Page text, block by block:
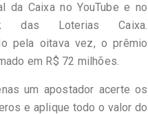
da Caixa no YouTube e no
das Loterias Caixa.
pela oitava vez, o prêmio
em R$ 72 milhões.
um apostador acerte os
e aplique todo o valor do